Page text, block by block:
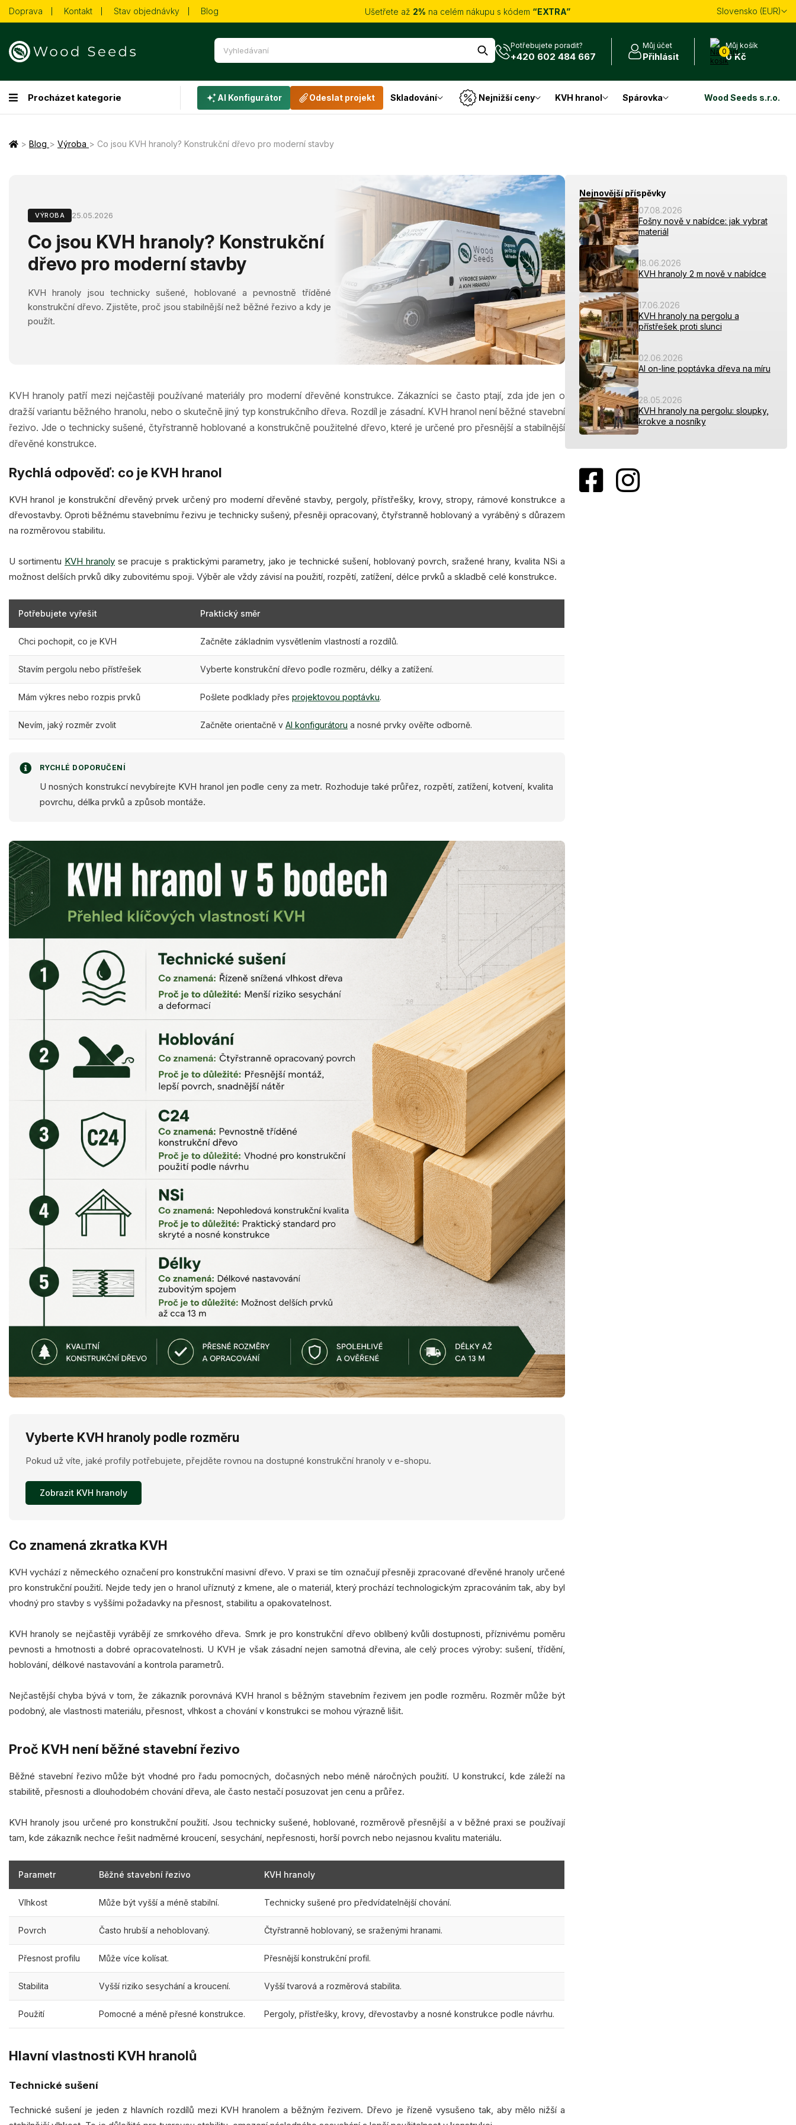
Doprava Kontakt Stav objednávky Blog Ušetřete až 2% na celém nákupu s kódem “EXTRA” Slovensko (EUR)
Potřebujete poradit?
+420 602 484 667
Můj účet
Přihlásit 0
Můj košík
0 Kč
Procházet kategorie AI Konfigurátor Odeslat projekt Skladování Nejnižší ceny KVH hranol Spárovka Wood Seeds s.r.o.
> Blog > Výroba > Co jsou KVH hranoly? Konstrukční dřevo pro moderní stavby
VÝROBA 25.05.2026
Co jsou KVH hranoly? Konstrukční
dřevo pro moderní stavby
KVH hranoly jsou technicky sušené, hoblované a pevnostně tříděné
konstrukční dřevo. Zjistěte, proč jsou stabilnější než běžné řezivo a kdy je
použít.
KVH hranoly patří mezi nejčastěji používané materiály pro moderní dřevěné konstrukce. Zákazníci se často ptají, zda jde jen o
dražší variantu běžného hranolu, nebo o skutečně jiný typ konstrukčního dřeva. Rozdíl je zásadní. KVH hranol není běžné stavební
řezivo. Jde o technicky sušené, čtyřstranně hoblované a konstrukčně použitelné dřevo, které je určené pro přesnější a stabilnější
dřevěné konstrukce.
Rychlá odpověď: co je KVH hranol
KVH hranol je konstrukční dřevěný prvek určený pro moderní dřevěné stavby, pergoly, přístřešky, krovy, stropy, rámové konstrukce a
dřevostavby. Oproti běžnému stavebnímu řezivu je technicky sušený, přesněji opracovaný, čtyřstranně hoblovaný a vyráběný s důrazem
na rozměrovou stabilitu.
U sortimentu KVH hranoly se pracuje s praktickými parametry, jako je technické sušení, hoblovaný povrch, sražené hrany, kvalita NSi a
možnost delších prvků díky zubovitému spoji. Výběr ale vždy závisí na použití, rozpětí, zatížení, délce prvků a skladbě celé konstrukce.
Potřebujete vyřešit Praktický směr
Chci pochopit, co je KVH Začněte základním vysvětlením vlastností a rozdílů.
Stavím pergolu nebo přístřešek Vyberte konstrukční dřevo podle rozměru, délky a zatížení.
Mám výkres nebo rozpis prvků Pošlete podklady přes projektovou poptávku.
Nevím, jaký rozměr zvolit Začněte orientačně v AI konfigurátoru a nosné prvky ověřte odborně.
RYCHLÉ DOPORUČENÍ
U nosných konstrukcí nevybírejte KVH hranol jen podle ceny za metr. Rozhoduje také průřez, rozpětí, zatížení, kotvení, kvalita
povrchu, délka prvků a způsob montáže.
Vyberte KVH hranoly podle rozměru
Pokud už víte, jaké profily potřebujete, přejděte rovnou na dostupné konstrukční hranoly v e-shopu.
Zobrazit KVH hranoly
Co znamená zkratka KVH
KVH vychází z německého označení pro konstrukční masivní dřevo. V praxi se tím označují přesněji zpracované dřevěné hranoly určené
pro konstrukční použití. Nejde tedy jen o hranol uříznutý z kmene, ale o materiál, který prochází technologickým zpracováním tak, aby byl
vhodný pro stavby s vyššími požadavky na přesnost, stabilitu a opakovatelnost.
KVH hranoly se nejčastěji vyrábějí ze smrkového dřeva. Smrk je pro konstrukční dřevo oblíbený kvůli dostupnosti, příznivému poměru
pevnosti a hmotnosti a dobré opracovatelnosti. U KVH je však zásadní nejen samotná dřevina, ale celý proces výroby: sušení, třídění,
hoblování, délkové nastavování a kontrola parametrů.
Nejčastější chyba bývá v tom, že zákazník porovnává KVH hranol s běžným stavebním řezivem jen podle rozměru. Rozměr může být
podobný, ale vlastnosti materiálu, přesnost, vlhkost a chování v konstrukci se mohou výrazně lišit.
Proč KVH není běžné stavební řezivo
Běžné stavební řezivo může být vhodné pro řadu pomocných, dočasných nebo méně náročných použití. U konstrukcí, kde záleží na
stabilitě, přesnosti a dlouhodobém chování dřeva, ale často nestačí posuzovat jen cenu a průřez.
KVH hranoly jsou určené pro konstrukční použití. Jsou technicky sušené, hoblované, rozměrově přesnější a v běžné praxi se používají
tam, kde zákazník nechce řešit nadměrné kroucení, sesychání, nepřesnosti, horší povrch nebo nejasnou kvalitu materiálu.
Parametr Běžné stavební řezivo KVH hranoly
Vlhkost Může být vyšší a méně stabilní. Technicky sušené pro předvídatelnější chování.
Povrch Často hrubší a nehoblovaný. Čtyřstranně hoblovaný, se sraženými hranami.
Přesnost profilu Může více kolísat. Přesnější konstrukční profil.
Stabilita Vyšší riziko sesychání a kroucení. Vyšší tvarová a rozměrová stabilita.
Použití Pomocné a méně přesné konstrukce. Pergoly, přístřešky, krovy, dřevostavby a nosné konstrukce podle návrhu.
Hlavní vlastnosti KVH hranolů
Technické sušení
Technické sušení je jeden z hlavních rozdílů mezi KVH hranolem a běžným řezivem. Dřevo je řízeně vysušeno tak, aby mělo nižší a
Nejnovější příspěvky
07.08.2026
Fošny nově v nabídce: jak vybrat
materiál
18.06.2026
KVH hranoly 2 m nově v nabídce
17.06.2026
KVH hranoly na pergolu a
přístřešek proti slunci
02.06.2026
AI on-line poptávka dřeva na míru
28.05.2026
KVH hranoly na pergolu: sloupky,
krokve a nosníky